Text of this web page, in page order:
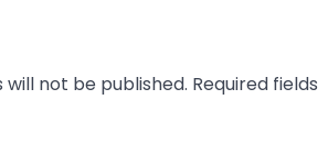
will not be published. Required fields